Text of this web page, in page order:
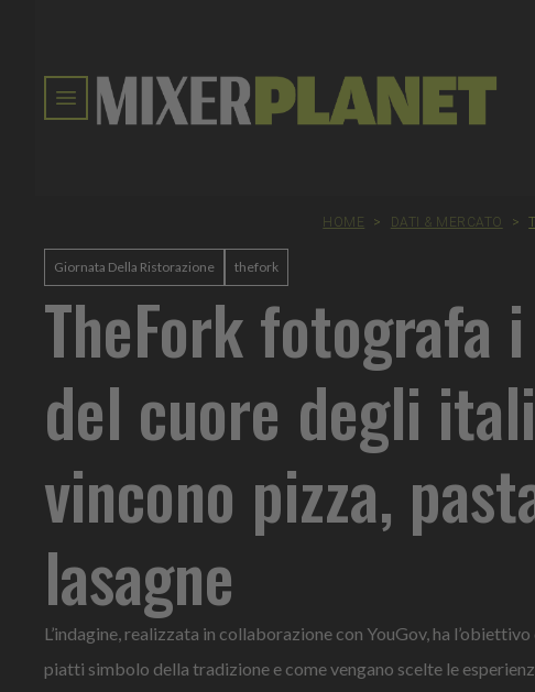
HOME > DATI & MERCATO >
Giornata Della Ristorazione thefork
TheFork fotografa
del cuore degli
vincono pizza,
lasagne
L’indagine, realizzata in collaborazione con YouGov, ha
piatti simbolo della tradizione e come vengano scelte le